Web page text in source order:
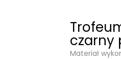
czarny
Materiał